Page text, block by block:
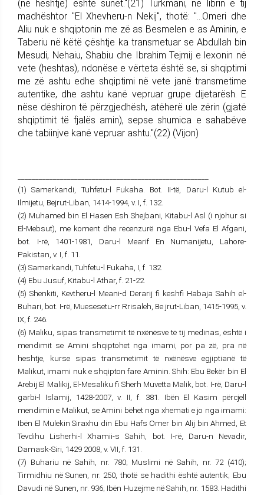
(në heshtje) është sunet."(21) Turkmani, në librin e tij
madhështor "El Xhevheru-n Nekij", thotë: "...Omeri dhe
Aliu nuk e shqiptonin me zë as Besmelen e as Aminin, e
Taberiu në këtë çështje ka transmetuar se Abdullah bin
Mesudi, Nehaiu, Shabiu dhe Ibrahim Tejmij e lexonin në
vete (heshtas), ndonëse e vërteta është se, si shqiptimi
me zë ashtu edhe shqiptimi në vete janë transmetime
autentike, dhe ashtu kanë vepruar grupe dijetarësh. E
nëse dëshiron të përzgjedhësh, atëherë ule zërin (gjatë
shqiptimit të fjalës amin), sepse shumica e sahabëve
dhe tabiinjve kanë vepruar ashtu."(22) (Vijon)
(1) Samerkandi, Tuhfetu-l Fukaha. Bot. II-të, Daru-l Kutub el-
Ilmijetu, Bejrut-Liban, 1414-1994, v. I, f. 132.
(2) Muhamed bin El Hasen Esh Shejbani, Kitabu-l Asl (i njohur si
El-Mebsut), me koment dhe recenzurë nga Ebu-l Vefa El Afgani,
bot. I-rë, 1401-1981, Daru-l Mearif En Numanijetu, Lahore-
Pakistan, v. I, f. 11.
(3) Samerkandi, Tuhfetu-l Fukaha, I, f. 132.
(4) Ebu Jusuf, Kitabu-l Athar, f. 21-22.
(5) Shenkiti, Kevtheru-l Meani-d Derarij fi keshfi Habaja Sahih el-
Buhari, bot. I-rë, Muesesetu-rr Rrisaleh, Be jrut-Liban, 1415-1995, v.
IX, f. 246.
(6) Maliku, sipas transmetimit të nxënësve të tij medinas, është i
mendimit se Amini shqiptohet nga imami, por pa zë, pra në
heshtje, kurse sipas transmetimit të nxënësve egjiptianë të
Malikut, imami nuk e shqipton fare Aminin. Shih: Ebu Bekër bin El
Arebij El Malikij, El-Mesaliku fi Sherh Muvetta Malik, bot. I-rë, Daru-l
garbi-l Islamij, 1428-2007, v. II, f. 381. Ibën El Kasim përcjell
mendimin e Malikut, se Amini bëhet nga xhemati e jo nga imami:
Ibën El Mulekin Siraxhu din Ebu Hafs Omer bin Alij bin Ahmed, Et
Tevdihu Lisherhi-l Xhamii-s Sahih, bot. I-rë, Daru-n Nevadir,
Damask-Siri, 1429 2008, v. VII, f. 131.
(7) Buhariu në Sahih, nr. 780; Muslimi në Sahih, nr. 72 (410);
Tirmidhiu në Sunen, nr. 250, thotë se hadithi është autentik; Ebu
Davudi në Sunen, nr. 936; Ibën Huzejme në Sahih, nr. 1583. Hadithi